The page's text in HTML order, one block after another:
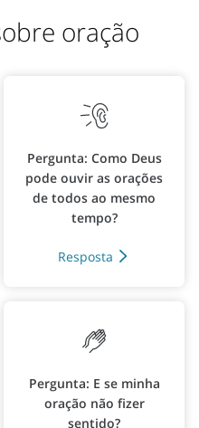
oração
Pergunta: Como Deus
pode ouvir as orações
de todos ao mesmo
tempo?
Resposta
Pergunta: E se minha
oração não fizer
sentido?